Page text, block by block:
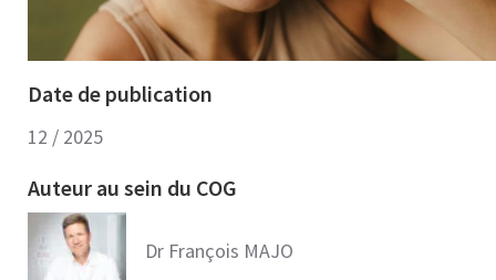
Date de publication
12 / 2025
Auteur au sein du COG
Dr François MAJO